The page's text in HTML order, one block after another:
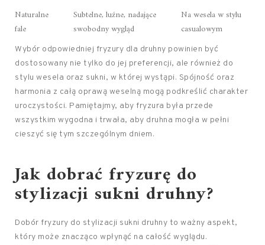
Naturalne
fale
Subtelne, luźne, nadające
swobodny wygląd
Na wesela w stylu
casualowym
Wybór odpowiedniej fryzury dla druhny powinien być
dostosowany nie tylko do jej preferencji, ale również do
stylu wesela oraz sukni, w której wystąpi. Spójność oraz
harmonia z całą oprawą weselną mogą podkreślić charakter
uroczystości. Pamiętajmy, aby fryzura była przede
wszystkim wygodna i trwała, aby druhna mogła w pełni
cieszyć się tym szczególnym dniem.
Jak dobrać fryzurę do
stylizacji sukni druhny?
Dobór fryzury do stylizacji sukni druhny to ważny aspekt,
który może znacząco wpłynąć na całość wyglądu.